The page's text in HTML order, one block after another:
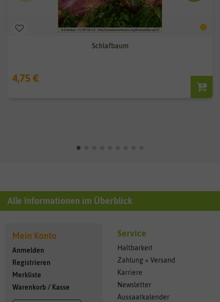
Schlafbaum
4,75 €
Alle Informationen im Überblick
Mein Konto
Anmelden
Registrieren
Merkliste
Warenkorb / Kasse
Service
Haltbarkeit
Zahlung + Versand
Karriere
Newsletter
Aussaatkalender